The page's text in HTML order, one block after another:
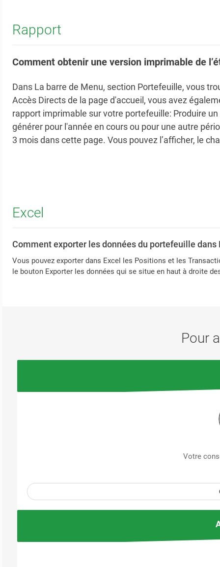
Rapport
Comment obtenir une version imprimable de
Dans La barre de Menu, section Portefeuille, vous
Accès Directs de la page d'accueil, vous avez
rapport imprimable sur votre portefeuille: Produire
générer pour l'année en cours ou pour une autre
3 mois dans cette page. Vous pouvez l’afficher, le
Excel
Comment exporter les données du portefeuille dans
Vous pouvez exporter dans Excel les Positions et les
le bouton Exporter les données qui se situe en haut à droite
Pour
Votre